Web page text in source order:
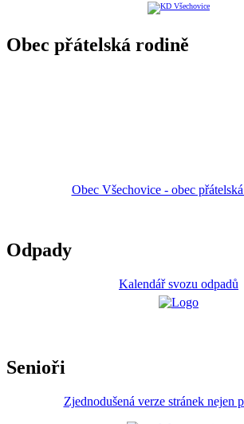
Obec přátelská rodině
Obec Všechovice - obec
Odpady
Kalendář svozu odpadů
Senioři
Zjednodušená verze stránek nejen